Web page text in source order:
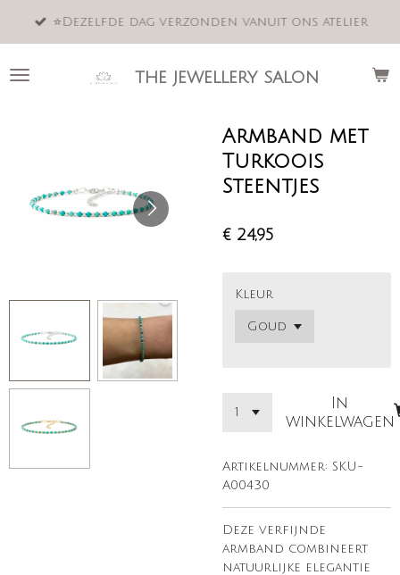
de
the jewellery salon
⭐️Dezelfde dag verzonden vanuit ons atelier
Armband met
Turkoois
Steentjes
€ 24,95
Kleur
In
winkelwagen
Artikelnummer: SKU-
A00430
Deze verfijnde
armband combineert
natuurlijke elegantie